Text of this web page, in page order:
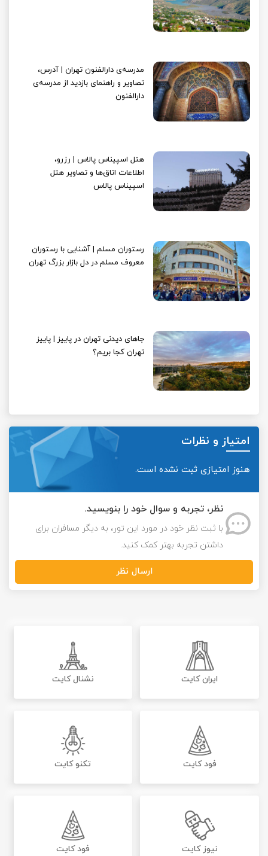
مدرسه‌ی دارالفنون تهران | آدرس،
تصاویر و راهنمای بازدید از مدرسه‌ی
دارالفنون
هتل اسپیناس پالاس | رزرو،
اطلاعات اتاق‌ها و تصاویر هتل
اسپیناس پالاس
رستوران مسلم | آشنایی با رستوران
معروف مسلم در دل بازار بزرگ تهران
جاهای دیدنی تهران در پاییز | پاییز
تهران کجا بریم؟
امتیاز و نظرات
هنوز امتیازی ثبت نشده است.
نظر، تجربه و سوال خود را بنویسید.
با ثبت نظر خود در مورد این تور، به دیگر مسافران برای
داشتن تجربه بهتر کمک کنید.
ارسال نظر
ایران کایت نشنال کایت
فود کایت تکنو کایت
نیوز کایت فود کایت